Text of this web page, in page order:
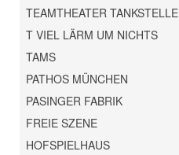
TEAMTHEATER TANKSTELLE
T VIEL LÄRM UM NICHTS
TAMS
PATHOS MÜNCHEN
PASINGER FABRIK
FREIE SZENE
HOFSPIELHAUS